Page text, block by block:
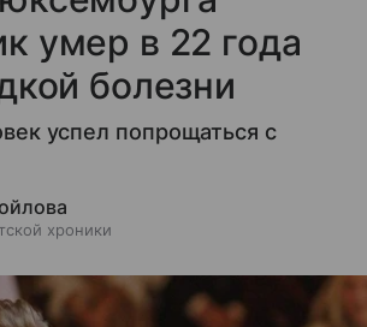
умер в 22 года
болезни
успел попрощаться с
хроники